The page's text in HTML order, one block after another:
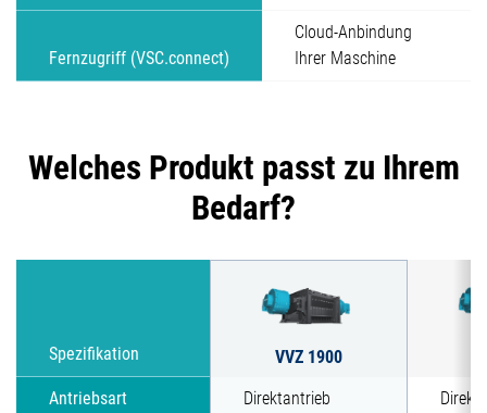
Fernzugriff (VSC.connect)
Cloud-Anbindung
Ihrer Maschine
Welches Produkt passt zu Ihrem
Bedarf?
Spezifikation VVZ 1900
Antriebsart
Direktantrieb